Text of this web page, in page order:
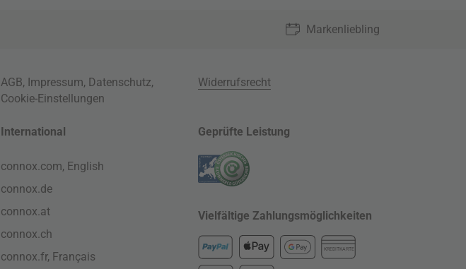
Markenliebling
AGB, Impressum, Datenschutz,
Cookie-Einstellungen
Widerrufsrecht
International
connox.com, English
connox.de
connox.at
connox.ch
connox.fr, Français
Geprüfte Leistung
Vielfältige Zahlungsmöglichkeiten
KREDITKARTE